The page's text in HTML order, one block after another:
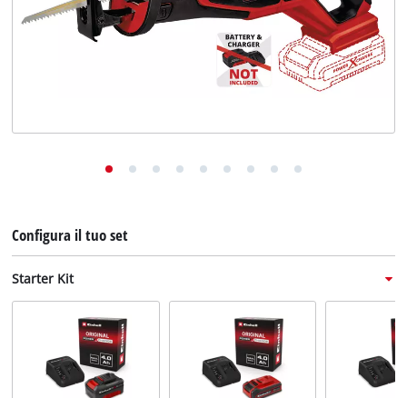
Deutsch
Configura il tuo set
Starter Kit